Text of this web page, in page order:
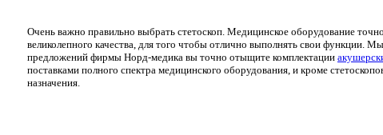
Очень важно правильно выбрать стетоскоп. Медицинское оборудование
великолепного качества, для того чтобы отлично выполнять свои функции.
предложений фирмы Норд-медика вы точно отыщите комплектации
поставками полного спектра медицинского оборудования, и кроме
назначения.